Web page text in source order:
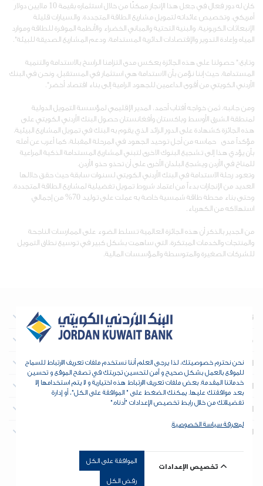
كان له دور فعال في جعل هذا الإنجاز ممكنًا من خلال استثماره بقيمة 10 ملايين دولار
أمريكي، وتخصيص عائداته لتمويل مشاريع الطاقة المتجددة، والسيارات قليلة
الإنبعاثات الكربونية، والبنية التحتية والمباني الخضراء والأنظمة الموفرة للطاقة وموارد
المياه وإعادة التدوير والإقتصادات الدائرية المستدامة، ودعم المشاريع الصديقة للبيئة".
وتابع:" حصولنا على هذه الجائزة يعكس مدى التزامنا الراسخ بالاستدامة والتنمية
المستدامة، حيث إننا نؤمن بأن الاستدامة هي استثمار في المستقبل، ونحن في البنك
الأردني الكويتي من أقوى الداعمين للجهود الرامية إلى بناء اقتصاد أخضر".
ومن جانبه، ثمن خواجه أفتاب أحمد، المدير الإقليمي لمؤسسة التمويل الدولية
لمنطقة الشرق الأوسط وباكستان وأفغانستان حصول البنك الأردني الكويتي على
هذه الجائزة كشهادة على الدور الرائد الذي يقوم به البنك في تمويل المشاريع البيئية،
مؤكداً مدى حماسه من أجل توحيد الجهود في المرحلة المقبلة، كما أعرب عن أمله
بأن يؤدي هذا إلى تشجيع البنوك الاخرى لتبني المشاريع المستدامة الذكية المراعية
للمناخ في الأردن ويشجع البلدان الأخرى على أن تحذو حذو الأردن.
وتعود رحلة الاستدامة في البنك الأردني الكويتي لسنوات سابقة حيث حقق خلالها
العديد من الإنجازات بدءاً من اعتماد شروط تمويل تفضيلية لمشاريع الطاقة المتجددة،
وحتى بناء محطة طاقة شمسية خاصة به عملت على توليد 70% من إجمالي
استهلاكه من الكهرباء.
من الجدير بالذكر أن هذه الجائزة العالمية تسلط الضوء على الممارسات الناجحة
والمنتجات والخدمات المبتكرة، التي ساهمت بشكل كبير في توسيع نطاق التمويل
للشركات الصغيرة والمتوسطة والمؤسسات المالية.
نبذة عن البنك
معلومات تهم المستثمرين
العقارات
الخزينة والمؤسسات المالية
الأدوات والدعم
للتواصل
حقوق الطبع والنشر © 2026 البنك الأردني الكويتي - جميع الحقوق
نحن نحترم خصوصيتك، لذا يرجى العلم أننا نستخدم ملفات تعريف الارتباط للسماح
للموقع بالعمل بشكل صحيح و آمن لتحسين تجربتك في تصفح الموقع و تحسين
خدماتنا المقدمة. بعض ملفات تعريف الارتباط هذه اختيارية و لا يتم استخدامها إلا
بعد موافقتك عليها. يمكنك الضغط على " الموافقة على الكل"، أو إدارة
تفضيلاتك من خلال رابط تخصيص الإعدادات "أدناه."
لمعرفة سياسة الخصوصية.
تخصيص الإعدادات
الموافقة على الكل
رفض الكل